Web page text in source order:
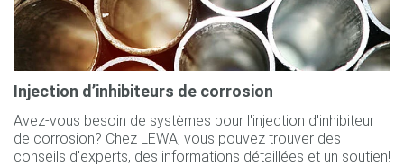
Injection d’inhibiteurs de corrosion
Avez-vous besoin de systèmes pour l'injection d'inhibiteur
de corrosion? Chez LEWA, vous pouvez trouver des
conseils d'experts, des informations détaillées et un soutien!